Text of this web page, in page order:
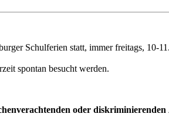
Schulferien statt, immer freitags, 10-
spontan besucht werden.
oder